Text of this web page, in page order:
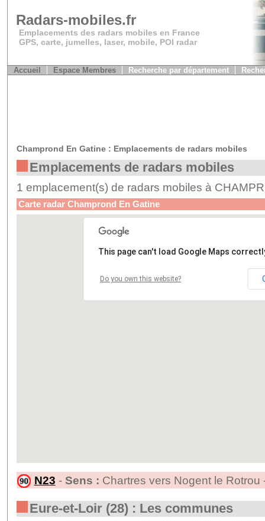
Radars-mobiles.fr
Emplacements des radars mobiles en France
GPS, carte, jumelles, laser, mobile, POI radar
Accueil Espace Membres Recherche par département
Champrond En Gatine : Emplacements de radars mobiles
Emplacements de radars mobiles
1 emplacement(s) de radars mobiles à
Carte radar Champrond En Gatine
This page can't load Google Maps
Do you own this website?
N23 - Sens : Chartres vers Nogent le Rotrou
Eure-et-Loir (28) : Les communes